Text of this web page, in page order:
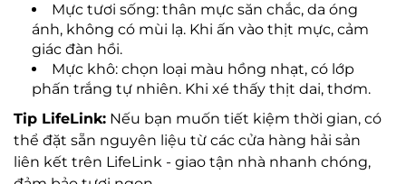
Mực tươi sống: thân mực săn chắc, da óng
ánh, không có mùi lạ. Khi ấn vào thịt mực, cảm
giác đàn hồi.
Mực khô: chọn loại màu hồng nhạt, có lớp
phấn trắng tự nhiên. Khi xé thấy thịt dai, thơm.
Tip LifeLink: Nếu bạn muốn tiết kiệm thời gian, có
thể đặt sẵn nguyên liệu từ các cửa hàng hải sản
liên kết trên LifeLink - giao tận nhà nhanh chóng,